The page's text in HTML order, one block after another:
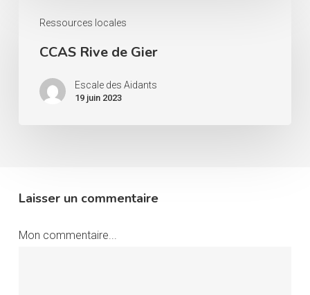
Ressources locales
CCAS Rive de Gier
Escale des Aidants
19 juin 2023
Laisser un commentaire
Mon commentaire...